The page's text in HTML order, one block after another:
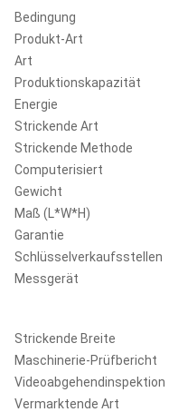
Bedingung
Produkt-Art
Art
Produktionskapazität
Energie
Strickende Art
Strickende Methode
Computerisiert
Gewicht
Maß (L*W*H)
Garantie
Schlüsselverkaufsstellen
Messgerät
Strickende Breite
Maschinerie-Prüfbericht
Videoabgehendinspektion
Vermarktende Art